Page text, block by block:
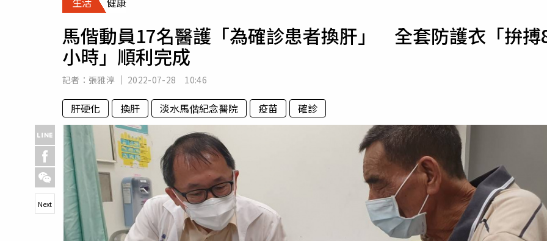
專欄
運勢
馬偕動員17名醫護「為確診患者換肝」 全套防護衣「拚搏
小時」順利完成
記者： 張雅淳 2022-07-28 10:46
肝硬化 換肝 淡水馬偕紀念醫院 疫苗 確診
Next